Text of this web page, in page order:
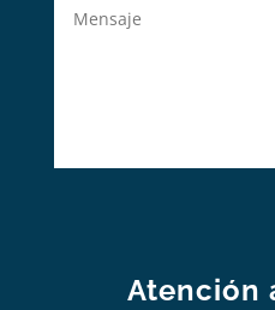
Atención